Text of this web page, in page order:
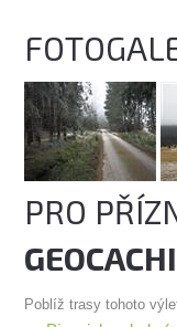
PRO
Poblíž trasy tohoto